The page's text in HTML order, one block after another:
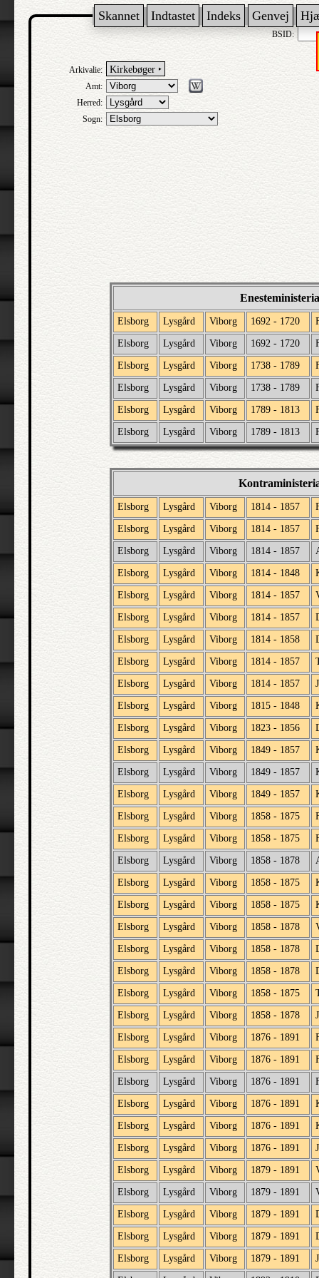
Skannet Indtastet Indeks Genvej
BSID:
Arkivalie: Kirkebøger ‣
Amt:
Herred:
Sogn:
Elsborg Lysgård Viborg 1692 - 1720
Elsborg Lysgård Viborg 1692 - 1720
Elsborg Lysgård Viborg 1738 - 1789
Elsborg Lysgård Viborg 1738 - 1789
Elsborg Lysgård Viborg 1789 - 1813
Elsborg Lysgård Viborg 1789 - 1813
Elsborg Lysgård Viborg 1814 - 1857
Elsborg Lysgård Viborg 1814 - 1857
Elsborg Lysgård Viborg 1814 - 1857
Elsborg Lysgård Viborg 1814 - 1848
Elsborg Lysgård Viborg 1814 - 1857
Elsborg Lysgård Viborg 1814 - 1857
Elsborg Lysgård Viborg 1814 - 1858
Elsborg Lysgård Viborg 1814 - 1857
Elsborg Lysgård Viborg 1814 - 1857
Elsborg Lysgård Viborg 1815 - 1848
Elsborg Lysgård Viborg 1823 - 1856
Elsborg Lysgård Viborg 1849 - 1857
Elsborg Lysgård Viborg 1849 - 1857
Elsborg Lysgård Viborg 1849 - 1857
Elsborg Lysgård Viborg 1858 - 1875
Elsborg Lysgård Viborg 1858 - 1875
Elsborg Lysgård Viborg 1858 - 1878
Elsborg Lysgård Viborg 1858 - 1875
Elsborg Lysgård Viborg 1858 - 1875
Elsborg Lysgård Viborg 1858 - 1878
Elsborg Lysgård Viborg 1858 - 1878
Elsborg Lysgård Viborg 1858 - 1878
Elsborg Lysgård Viborg 1858 - 1875
Elsborg Lysgård Viborg 1858 - 1878
Elsborg Lysgård Viborg 1876 - 1891
Elsborg Lysgård Viborg 1876 - 1891
Elsborg Lysgård Viborg 1876 - 1891
Elsborg Lysgård Viborg 1876 - 1891
Elsborg Lysgård Viborg 1876 - 1891
Elsborg Lysgård Viborg 1876 - 1891
Elsborg Lysgård Viborg 1879 - 1891
Elsborg Lysgård Viborg 1879 - 1891
Elsborg Lysgård Viborg 1879 - 1891
Elsborg Lysgård Viborg 1879 - 1891
Elsborg Lysgård Viborg 1879 - 1891